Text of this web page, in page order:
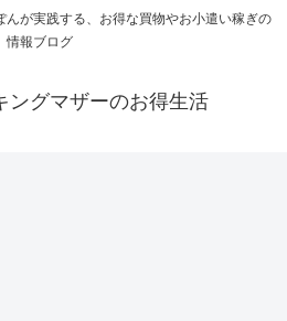
が実践する、お得な買物やお小遣い稼ぎの
情報ブログ
ングマザーのお得生活